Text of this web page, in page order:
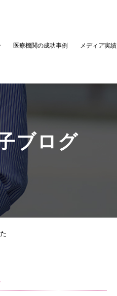
医療機関の成功事例 メディア実績
ブログ